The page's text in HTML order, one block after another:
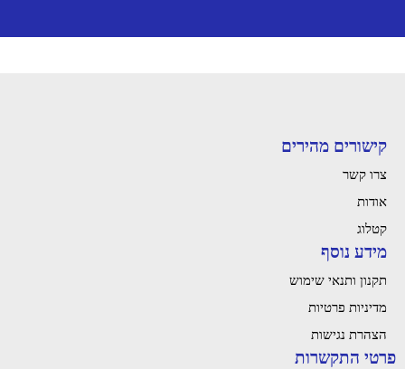
קישורים מהירים
צרו קשר
אודות
קטלוג
מידע נוסף
תקנון ותנאי שימוש
מדיניות פרטיות
הצהרת נגישות
פרטי התקשרות